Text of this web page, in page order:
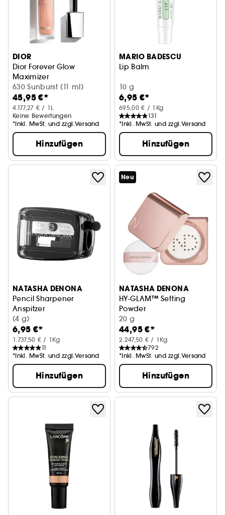
DIOR
Dior Forever Glow
Maximizer
Langanhaltender flüssiger Highlighter
630 Sunburst (11 ml)
45,95 €*
4.177,27 € / 1L
Keine Bewertungen
*Inkl. MwSt. und zzgl.Versand
Hinzufügen
MARIO BADESCU
Lip Balm
10 g
6,95 €*
695,00 € / 1Kg
131
*Inkl. MwSt. und zzgl.Versand
Hinzufügen
NATASHA DENONA
Pencil Sharpener
Anspitzer
(4 g)
6,95 €*
1.737,50 € / 1Kg
11
*Inkl. MwSt. und zzgl.Versand
Hinzufügen
Neu
NATASHA DENONA
HY-GLAM™ Setting
Powder
Transparentes Fixierpuder
20 g
44,95 €*
2.247,50 € / 1Kg
792
*Inkl. MwSt. und zzgl.Versand
Hinzufügen